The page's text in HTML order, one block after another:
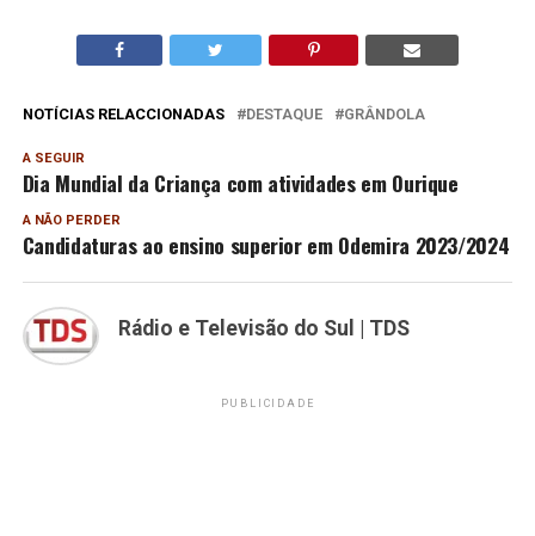
NOTÍCIAS RELACCIONADAS DESTAQUE GRÂNDOLA
A SEGUIR
Dia Mundial da Criança com atividades em Ourique
A NÃO PERDER
Candidaturas ao ensino superior em Odemira 2023/2024
Rádio e Televisão do Sul | TDS
PUBLICIDADE